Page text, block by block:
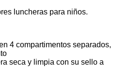
luncheras para niños.
4 compartimentos separados,
seca y limpia con su sello a